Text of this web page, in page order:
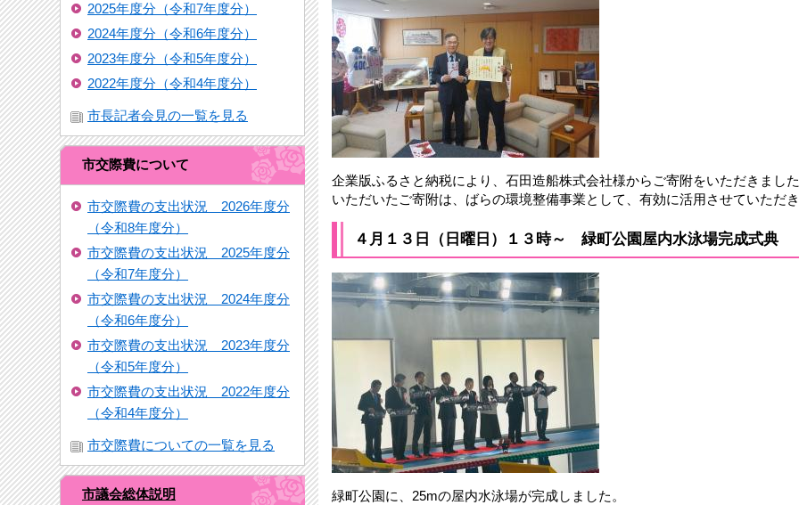
2025年度分（令和7年度分）
2024年度分（令和6年度分）
2023年度分（令和5年度分）
2022年度分（令和4年度分）
市長記者会見の一覧を見る
市交際費について
市交際費の支出状況 2026年度分
（令和8年度分）
市交際費の支出状況 2025年度分
（令和7年度分）
市交際費の支出状況 2024年度分
（令和6年度分）
市交際費の支出状況 2023年度分
（令和5年度分）
市交際費の支出状況 2022年度分
（令和4年度分）
市交際費についての一覧を見る
市議会総体説明
企業版ふるさと納税により、石田造船株式会社様からご寄附をいただきました
いただいたご寄附は、ばらの環境整備事業として、有効に活用させていただき
４月１３日（日曜日）１３時～ 緑町公園屋内水泳場完成式典
緑町公園に、25mの屋内水泳場が完成しました。